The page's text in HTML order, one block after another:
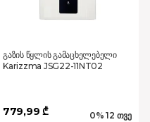
გაზის წყლის გამაცხელებელი
Karizzma JSG22-11NT02
779,99 ₾ 0% 12 თვე